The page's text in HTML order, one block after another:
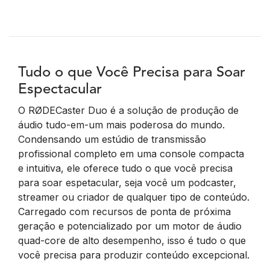
Tudo o que Você Precisa para Soar
Espectacular
O RØDECaster Duo é a solução de produção de
áudio tudo-em-um mais poderosa do mundo.
Condensando um estúdio de transmissão
profissional completo em uma console compacta
e intuitiva, ele oferece tudo o que você precisa
para soar espetacular, seja você um podcaster,
streamer ou criador de qualquer tipo de conteúdo.
Carregado com recursos de ponta de próxima
geração e potencializado por um motor de áudio
quad-core de alto desempenho, isso é tudo o que
você precisa para produzir conteúdo excepcional.